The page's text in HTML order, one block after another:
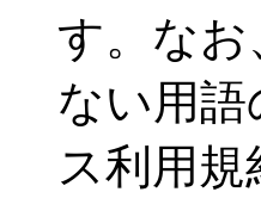
す。な
ない用語
ス利用